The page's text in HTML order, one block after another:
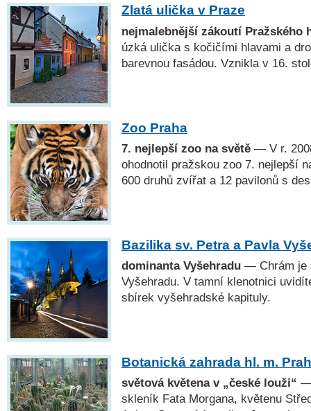
Zlatá ulička v Praze
nejmalebnější zákoutí Pražského
úzká ulička s kočičími hlavami a
barevnou fasádou. Vznikla v 16.
Zoo Praha
7. nejlepší zoo na světě — V r.
ohodnotil pražskou zoo 7. nejlepší
600 druhů zvířat a 12 pavilonů s
Bazilika sv. Petra a Pavla
dominanta Vyšehradu — Chrám je
Vyšehradu. V tamní klenotnici
sbírek vyšehradské kapituly.
Botanická zahrada hl. m.
světová květena v „české louži“ —
skleník Fata Morgana, květenu